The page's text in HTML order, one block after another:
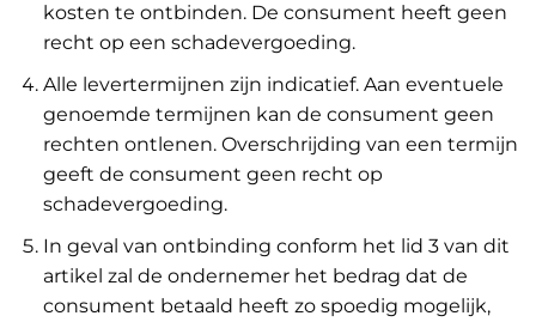
kosten te ontbinden. De consument heeft geen
recht op een schadevergoeding.
Alle levertermijnen zijn indicatief. Aan eventuele
genoemde termijnen kan de consument geen
rechten ontlenen. Overschrijding van een termijn
geeft de consument geen recht op
schadevergoeding.
In geval van ontbinding conform het lid 3 van dit
artikel zal de ondernemer het bedrag dat de
consument betaald heeft zo spoedig mogelijk,